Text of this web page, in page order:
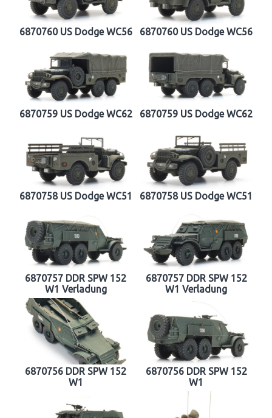
6870760 US Dodge WC56 6870760 US Dodge WC56
6870759 US Dodge WC62 6870759 US Dodge WC62
6870758 US Dodge WC51 6870758 US Dodge WC51
6870757 DDR SPW 152
W1 Verladung
6870757 DDR SPW 152
W1 Verladung
6870756 DDR SPW 152
W1
6870756 DDR SPW 152
W1